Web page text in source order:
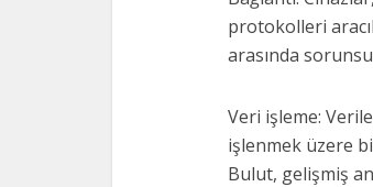
protokolleri
arasında
Veri işleme:
işlenmek üzere
Bulut, gelişmiş